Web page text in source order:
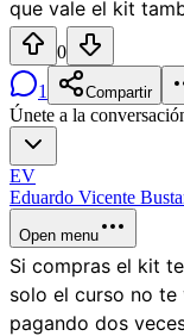
que vale el kit
0
1
Compartir
Únete a la
EV
Eduardo Vicente
Open menu
Si compras el kit
solo el curso no te
pagando dos